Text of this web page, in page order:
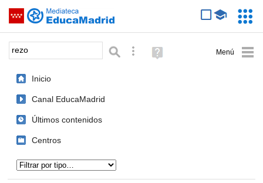
Saltar navegación
Palabra o frase: Búsqueda avanzada
Ayuda
(en
Inicio
Canal EducaMadrid
Últimos contenidos
Centros